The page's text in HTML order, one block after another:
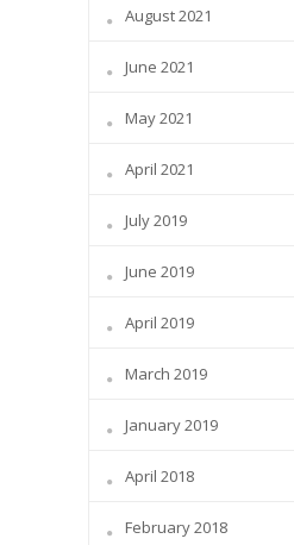
August 2021
June 2021
May 2021
April 2021
July 2019
June 2019
April 2019
March 2019
January 2019
April 2018
February 2018